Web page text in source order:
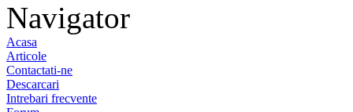
Navigator
Acasa
Articole
Contactati-ne
Descarcari
Intrebari frecvente